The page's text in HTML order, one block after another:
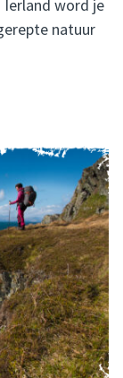
Ierland word je
natuur